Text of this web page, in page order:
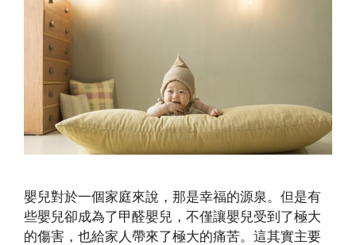
嬰兒對於一個家庭來說，那是幸福的源泉。但是有
些嬰兒卻成為了甲醛嬰兒，不僅讓嬰兒受到了極大
的傷害，也給家人帶來了極大的痛苦。這其實主要